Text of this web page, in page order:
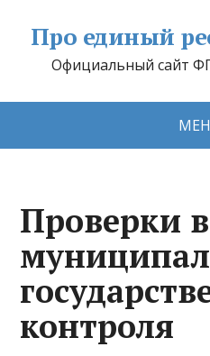
Про единый
Официальный сайт
Проверки
контроля